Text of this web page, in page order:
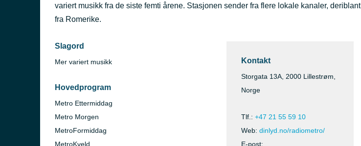
variert musikk fra de siste femti årene. Stasjonen sender fra flere lokale kanaler, deriblant
fra Romerike.
Slagord
Mer variert musikk
Hovedprogram
Metro Ettermiddag
Metro Morgen
MetroFormiddag
MetroKveld
Kontakt
Storgata 13A, 2000 Lillestrøm,
Norge
Tlf.: +47 21 55 59 10
Web: dinlyd.no/radiometro/
E-post: